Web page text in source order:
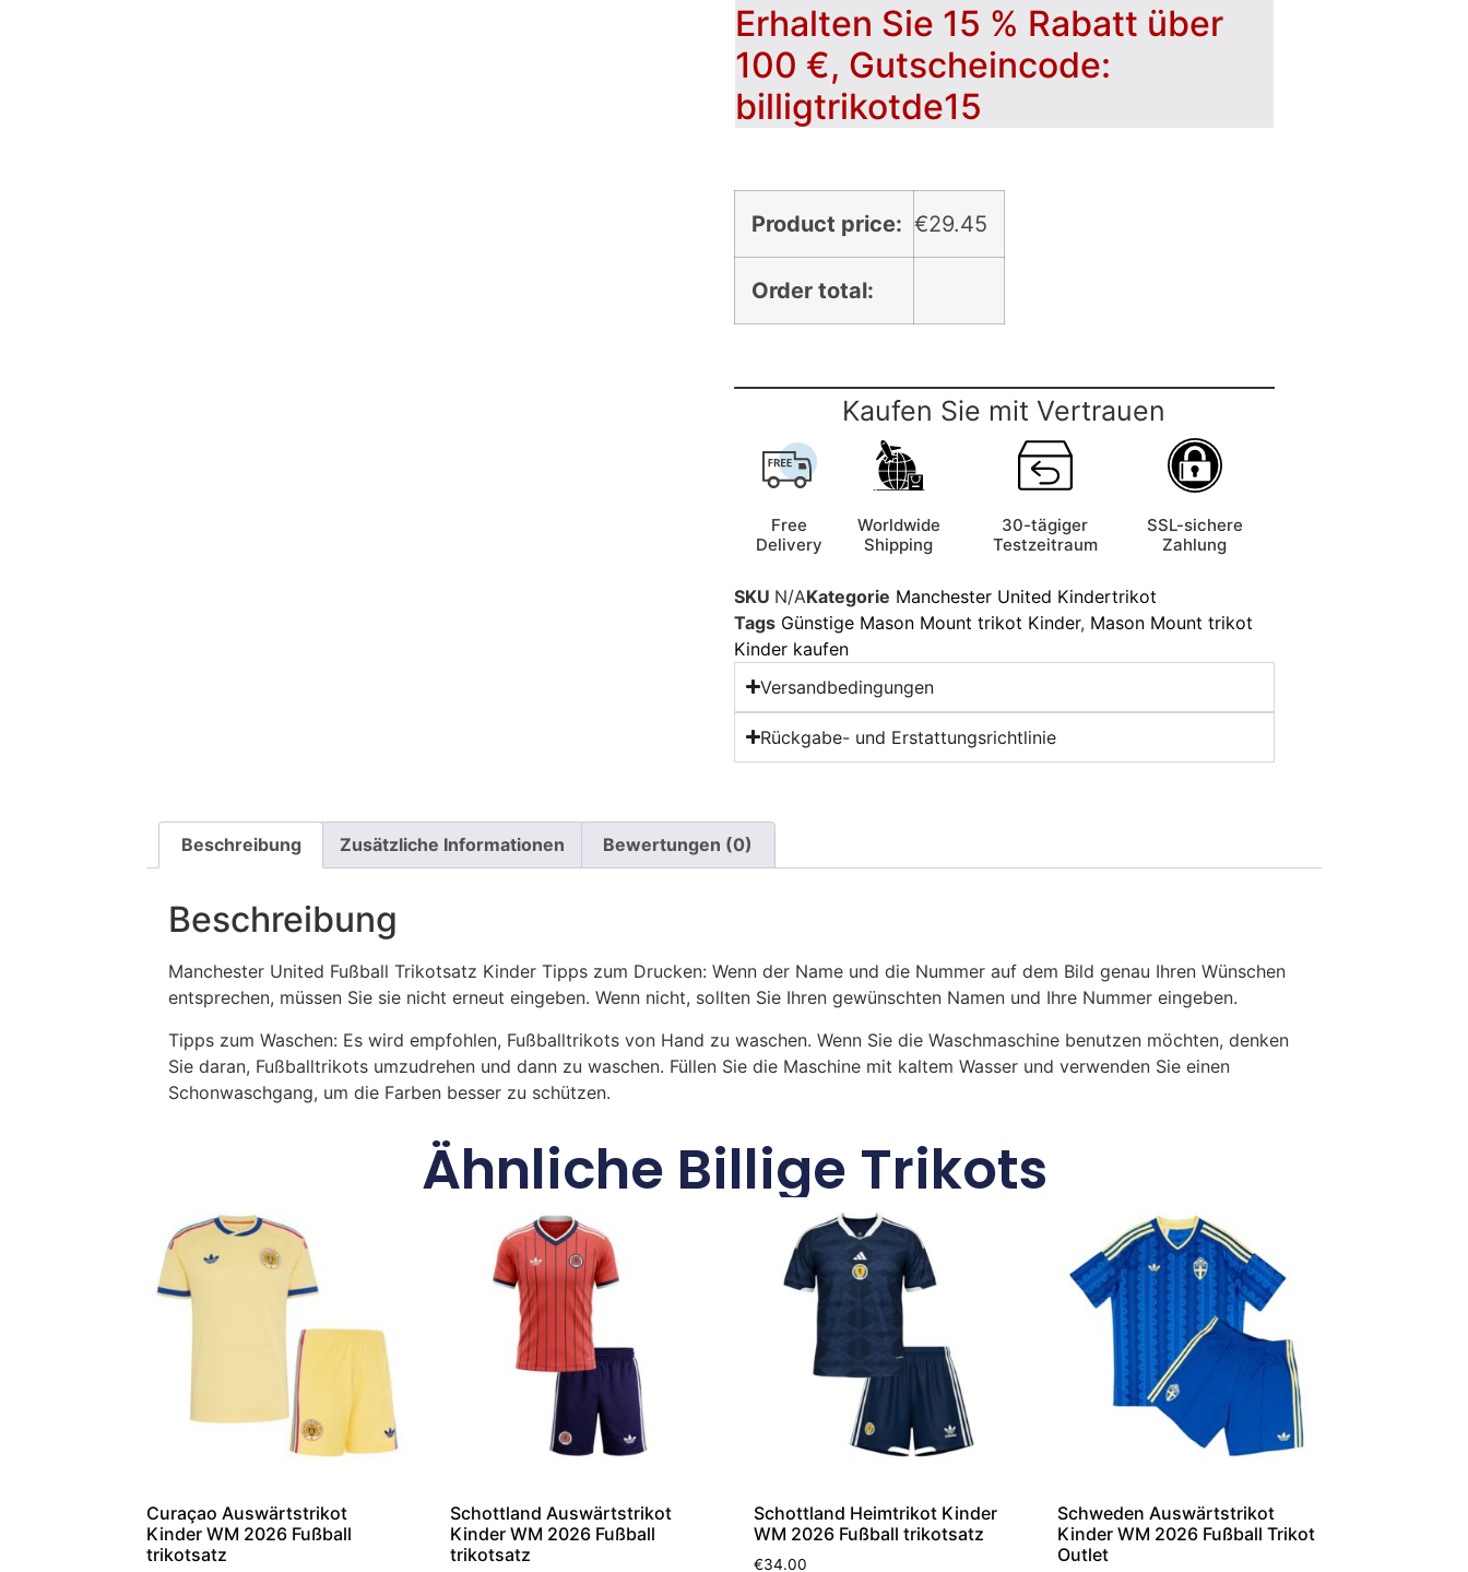
Erhalten Sie 15 % Rabatt über
100 €, Gutscheincode:
billigtrikotde15
Product price: €29.45
Order total:
Kaufen Sie mit Vertrauen
Free
Delivery
Worldwide
Shipping
30-tägiger
Testzeitraum
SSL-sichere
Zahlung
SKU N/AKategorie Manchester United Kindertrikot
Tags Günstige Mason Mount trikot Kinder, Mason Mount trikot
Kinder kaufen
Versandbedingungen
Rückgabe- und Erstattungsrichtlinie
Beschreibung Zusätzliche Informationen Bewertungen (0)
Beschreibung
Manchester United Fußball Trikotsatz Kinder Tipps zum Drucken: Wenn der Name und die Nummer auf dem Bild genau Ihren Wünschen
entsprechen, müssen Sie sie nicht erneut eingeben. Wenn nicht, sollten Sie Ihren gewünschten Namen und Ihre Nummer eingeben.
Tipps zum Waschen: Es wird empfohlen, Fußballtrikots von Hand zu waschen. Wenn Sie die Waschmaschine benutzen möchten, denken
Sie daran, Fußballtrikots umzudrehen und dann zu waschen. Füllen Sie die Maschine mit kaltem Wasser und verwenden Sie einen
Schonwaschgang, um die Farben besser zu schützen.
Ähnliche Billige Trikots
Curaçao Auswärtstrikot
Kinder WM 2026 Fußball
trikotsatz
Schottland Auswärtstrikot
Kinder WM 2026 Fußball
trikotsatz
Schottland Heimtrikot Kinder
WM 2026 Fußball trikotsatz
€34.00
Schweden Auswärtstrikot
Kinder WM 2026 Fußball Trikot
Outlet